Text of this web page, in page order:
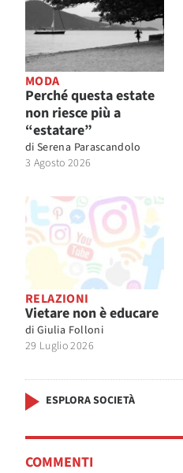
MODA
Perché questa estate
non riesce più a
“estatare”
di Serena Parascandolo
3 Agosto 2026
RELAZIONI
Vietare non è educare
di Giulia Folloni
29 Luglio 2026
ESPLORA SOCIETÀ
COMMENTI